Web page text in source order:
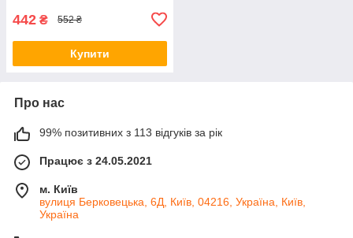
442 ₴ 552 ₴
Купити
Про нас
99% позитивних з 113 відгуків за рік
Працює з 24.05.2021
м. Київ
вулиця Берковецька, 6Д, Київ, 04216, Україна, Київ,
Україна